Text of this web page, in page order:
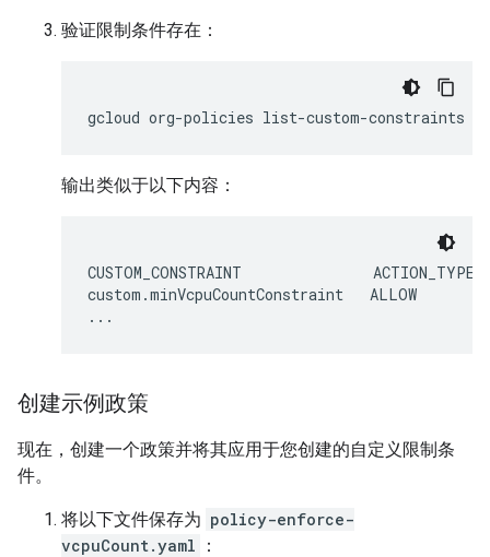
验证限制条件存在：
gcloud org-policies list-custom-constraints
输出类似于以下内容：
CUSTOM_CONSTRAINT
custom.minVcpuCountConstraint   ALLOW
创建示例政策
现在，创建一个政策并将其应用于您创建的自定义限制条
件。
将以下文件保存为 policy-enforce-
vcpuCount.yaml
：